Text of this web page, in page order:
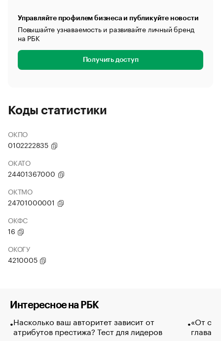
Управляйте профилем бизнеса и публикуйте новости
Повышайте узнаваемость и развивайте личный бренд
на РБК
Получить доступ
Коды статистики
ОКПО
0102222835
ОКАТО
24401367000
ОКТМО
24701000001
ОКФС
16
ОКОГУ
4210005
Интересное на РБК
Насколько ваш авторитет зависит от
атрибутов престижа? Тест для лидеров
«От
глава